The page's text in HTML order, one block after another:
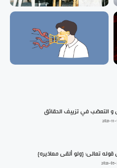
و التعصّب في تزييف الحقائق
2021-
تعالى: {ولو ألقى معاذيره}
2023-05-